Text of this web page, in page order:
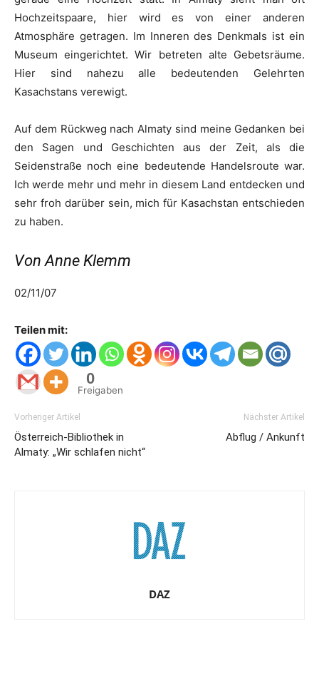
Hochzeitspaare, hier wird es von einer anderen
Atmosphäre getragen. Im Inneren des Denkmals ist ein
Museum eingerichtet. Wir betreten alte Gebetsräume.
Hier sind nahezu alle bedeutenden Gelehrten
Kasachstans verewigt.
Auf dem Rückweg nach Almaty sind meine Gedanken bei
den Sagen und Geschichten aus der Zeit, als die
Seidenstraße noch eine bedeutende Handelsroute war.
Ich werde mehr und mehr in diesem Land entdecken und
sehr froh darüber sein, mich für Kasachstan entschieden
zu haben.
Von Anne Klemm
02/11/07
Teilen mit:
0
Freigaben
Vorheriger Artikel
Österreich-Bibliothek in
Almaty: „Wir schlafen nicht“
Nächster Artikel
Abflug / Ankunft
DAZ